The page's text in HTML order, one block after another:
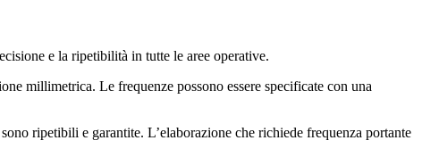
e la ripetibilità in tutte le aree operative.
millimetrica. Le frequenze possono essere specificate con una
ripetibili e garantite. L’elaborazione che richiede frequenza portante